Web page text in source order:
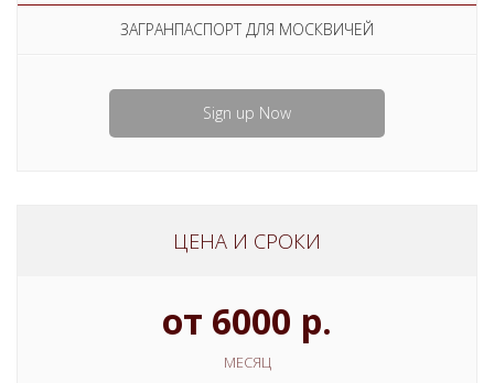
ЗАГРАНПАСПОРТ ДЛЯ МОСКВИЧЕЙ
Sign up Now
ЦЕНА И СРОКИ
от 6000 р.
МЕСЯЦ